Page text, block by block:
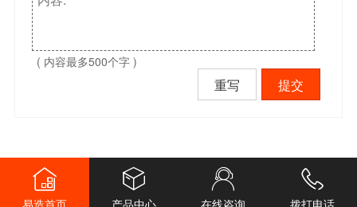
( 内容最多500个字 )
重写 提交